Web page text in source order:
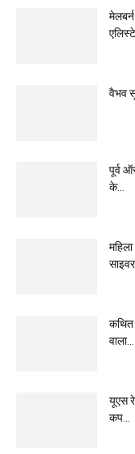
वैभव
पूर्व
के...
कथित
वाला...
यूएस
कप...